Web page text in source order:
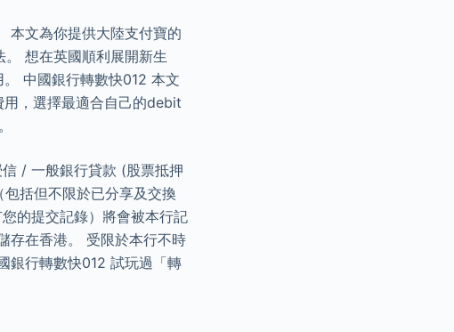
本文為你提供大陸支付寶的
想在英國順利展開新生
中國銀行轉數快012 本文
，選擇最適合自己的debit
/ 一般銀行貸款 (股票抵押
括但不限於已分享及交換
的提交記錄）將會被本行記
存在香港。 受限於本行不時
銀行轉數快012 試玩過「轉